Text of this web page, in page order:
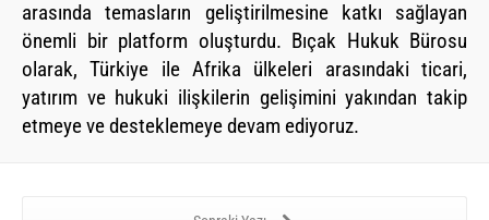
arasında temasların geliştirilmesine katkı sağlayan
önemli bir platform oluşturdu. Bıçak Hukuk Bürosu
olarak, Türkiye ile Afrika ülkeleri arasındaki ticari,
yatırım ve hukuki ilişkilerin gelişimini yakından takip
etmeye ve desteklemeye devam ediyoruz.